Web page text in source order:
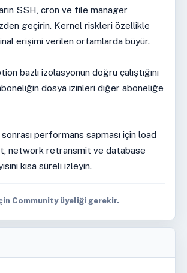
SSH, cron ve file manager
geçirin. Kernel riskleri özellikle
erişimi verilen ortamlarda büyür.
bazlı izolasyonun doğru çalıştığını
dosya izinleri diğer aboneliğe
performans sapması için load
network retransmit ve database
kısa süreli izleyin.
Community üyeliği gerekir.